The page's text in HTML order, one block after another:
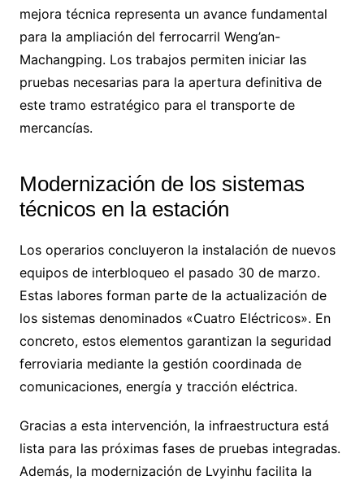
mejora técnica representa un avance fundamental
para la ampliación del ferrocarril Weng’an-
Machangping. Los trabajos permiten iniciar las
pruebas necesarias para la apertura definitiva de
este tramo estratégico para el transporte de
mercancías.
Modernización de los sistemas
técnicos en la estación
Los operarios concluyeron la instalación de nuevos
equipos de interbloqueo el pasado 30 de marzo.
Estas labores forman parte de la actualización de
los sistemas denominados «Cuatro Eléctricos». En
concreto, estos elementos garantizan la seguridad
ferroviaria mediante la gestión coordinada de
comunicaciones, energía y tracción eléctrica.
Gracias a esta intervención, la infraestructura está
lista para las próximas fases de pruebas integradas.
Además, la modernización de Lvyinhu facilita la